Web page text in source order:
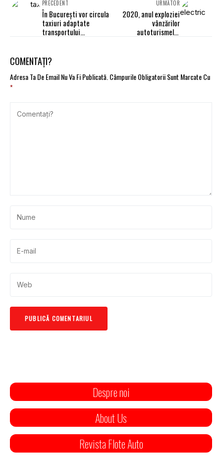
PRECEDENT
În Bucureşti vor circula
taxiuri adaptate
transportului
URMĂTOR
2020, anul exploziei
vânzărilor
autoturismelor
COMENTAȚI?
Adresa Ta De Email Nu Va Fi Publicată.Câmpurile Obligatorii Sunt Marcate Cu
*
Despre noi
About Us
Revista Flote Auto